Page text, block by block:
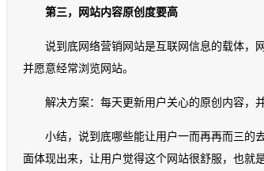
第三，网站内容原创度要高
说到底网络营销网站是互联网信息的载体，
并愿意经常浏览网站。
解决方案：每天更新用户关心的原创内容，
小结，说到底哪些能让用户一而再再而三的
面体现出来，让用户觉得这个网站很舒服，也就